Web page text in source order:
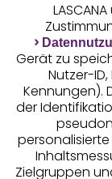
Geprüfte
Gerät zu
Nutzer-
Kennungen).
der
Zielgruppen